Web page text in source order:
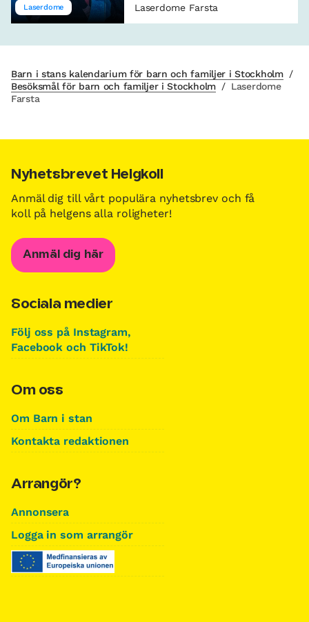
Laserdome Laserdome Farsta
Barn i stans kalendarium för barn och familjer i Stockholm /
Besöksmål för barn och familjer i Stockholm / Laserdome
Farsta
Nyhetsbrevet Helgkoll
Anmäl dig till vårt populära nyhetsbrev och få
koll på helgens alla roligheter!
Anmäl dig här
Sociala medier
Följ oss på Instagram,
Facebook och TikTok!
Om oss
Om Barn i stan
Kontakta redaktionen
Arrangör?
Annonsera
Logga in som arrangör